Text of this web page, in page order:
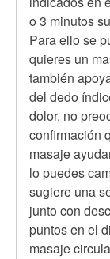
o 3 minutos
Para ello se
quieres un
también
del dedo
dolor, no
confirmación
masaje
lo puedes
sugiere una
junto con
puntos en el
masaje